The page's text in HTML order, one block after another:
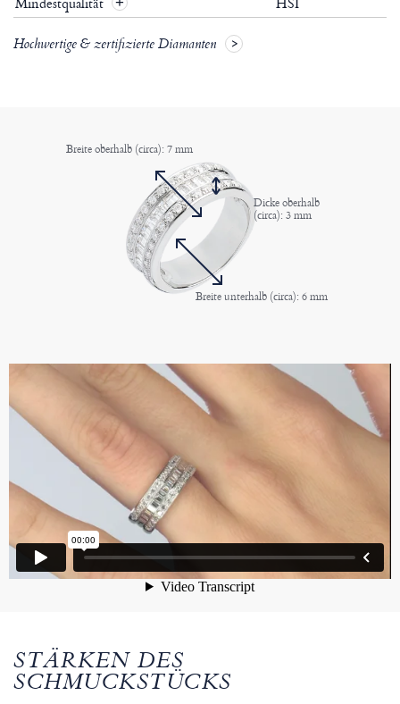
Hochwertige & zertifizierte Diamanten
Breite oberhalb (circa): 7 mm
Dicke oberhalb
(circa): 3 mm
Breite unterhalb (circa): 6 mm
STÄRKEN DES
SCHMUCKSTÜCKS